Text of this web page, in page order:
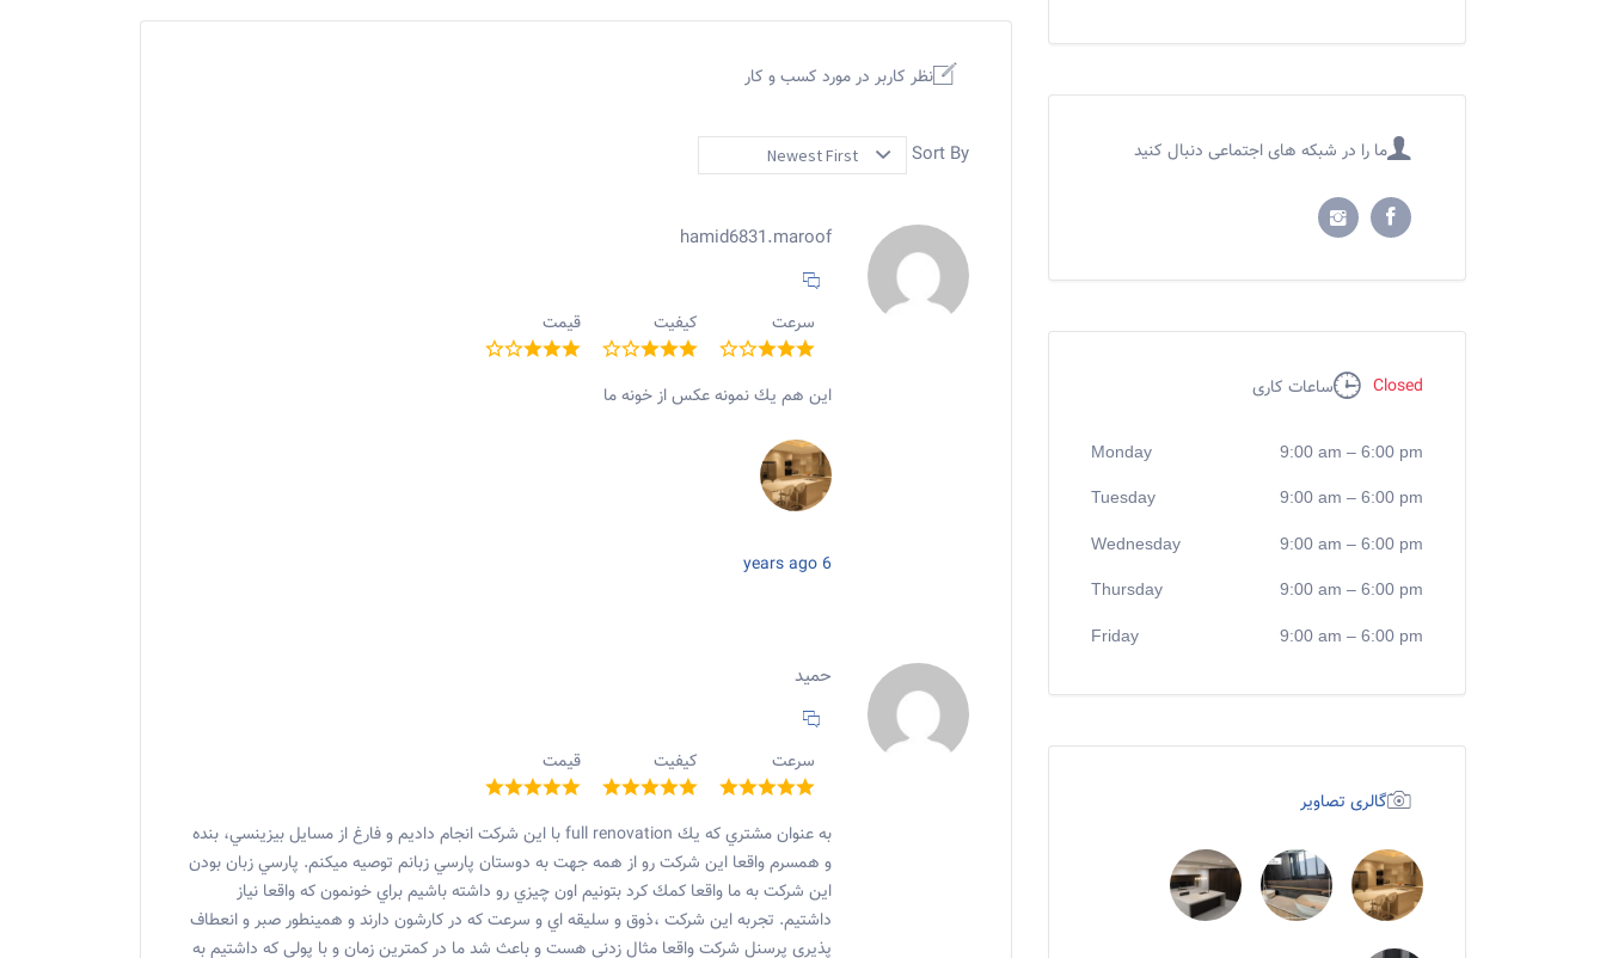
ما را در شبکه های اجتماعی دنبال کنید
ساعات کاری Closed
Monday 9:00 am – 6:00 pm
Tuesday 9:00 am – 6:00 pm
Wednesday 9:00 am – 6:00 pm
Thursday 9:00 am – 6:00 pm
Friday 9:00 am – 6:00 pm
گالری تصاویر
نظر کاربر در مورد کسب و کار
Sort By
hamid6831.maroof
سرعت کیفیت قیمت
اين هم يك نمونه عكس از خونه ما
6 years ago
حميد
سرعت کیفیت قیمت
به عنوان مشتري كه يك full renovation با اين شركت انجام داديم و فارغ از مسايل بيزينسي، بنده
و همسرم واقعا اين شركت رو از همه جهت به دوستان پارسي زبانم توصيه ميكنم. پارسي زبان بودن
اين شركت به ما واقعا كمك كرد بتونيم اون چيزي رو داشته باشيم براي خونمون كه واقعا نياز
داشتيم. تجربه اين شركت ،ذوق و سليقه اي و سرعت كه در كارشون دارند و همينطور صبر و انعطاف
پذيري پرسنل شركت واقعا مثال زدني هست و باعث شد ما در كمترين زمان و با پولي كه داشتيم به